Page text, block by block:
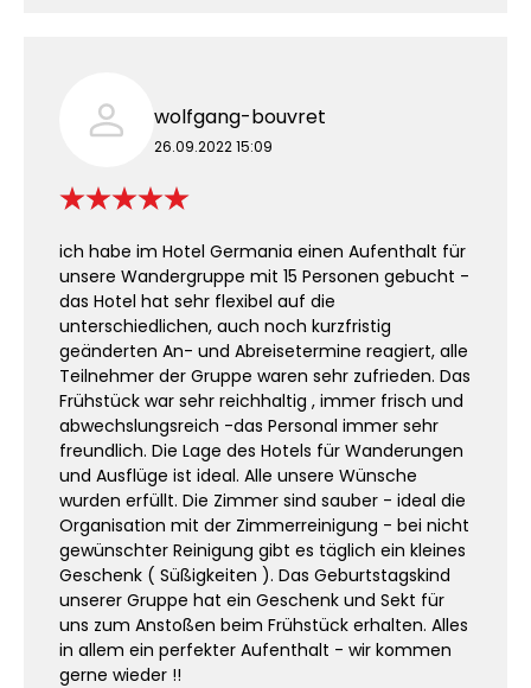
wolfgang-bouvret
26.09.2022 15:09
ich habe im Hotel Germania einen Aufenthalt für
unsere Wandergruppe mit 15 Personen gebucht -
das Hotel hat sehr flexibel auf die
unterschiedlichen, auch noch kurzfristig
geänderten An- und Abreisetermine reagiert, alle
Teilnehmer der Gruppe waren sehr zufrieden. Das
Frühstück war sehr reichhaltig , immer frisch und
abwechslungsreich -das Personal immer sehr
freundlich. Die Lage des Hotels für Wanderungen
und Ausflüge ist ideal. Alle unsere Wünsche
wurden erfüllt. Die Zimmer sind sauber - ideal die
Organisation mit der Zimmerreinigung - bei nicht
gewünschter Reinigung gibt es täglich ein kleines
Geschenk ( Süßigkeiten ). Das Geburtstagskind
unserer Gruppe hat ein Geschenk und Sekt für
uns zum Anstoßen beim Frühstück erhalten. Alles
in allem ein perfekter Aufenthalt - wir kommen
gerne wieder !!